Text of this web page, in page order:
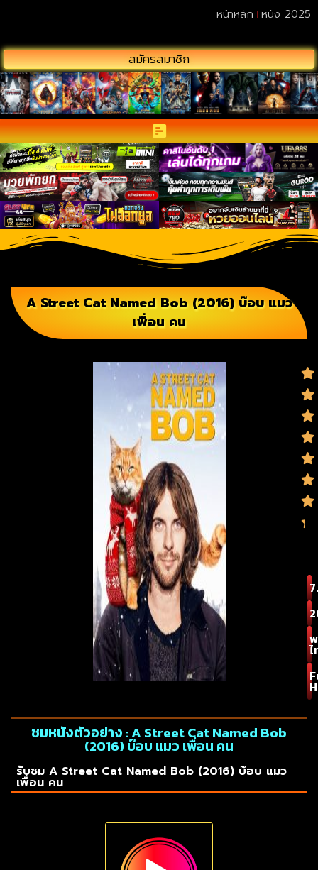
สมัครสมาชิก
หน้าหลัก หนัง 2025
A Street Cat Named Bob (2016) บ๊อบ แมว
เพื่อน คน
ชมหนังตัวอย่าง : A Street Cat Named Bob
(2016) บ๊อบ แมว เพื่อน คน
รับชม A Street Cat Named Bob (2016) บ๊อบ แมว
เพื่อน คน